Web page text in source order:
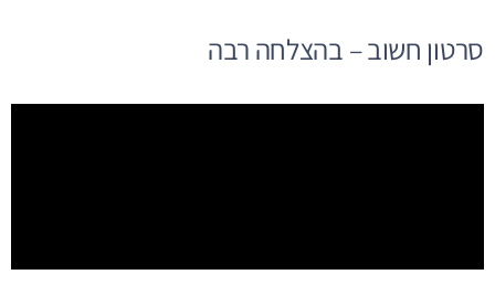
סרטון חשוב – בהצלחה רבה